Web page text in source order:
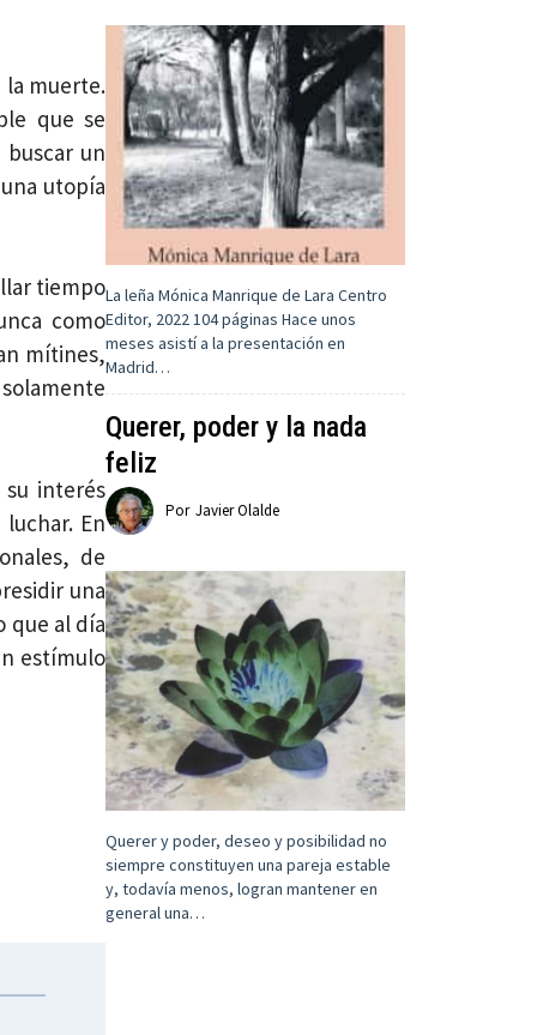
la muerte.
que se
un
utopía
tiempo
como
mítines,
interés
En
de
una
que al día
estímulo
La leña Mónica Manrique de Lara Centro
Editor, 2022 104 páginas Hace unos
meses asistí a la presentación en
Madrid…
Querer, poder y la nada
feliz
Por Javier Olalde
Querer y poder, deseo y posibilidad no
siempre constituyen una pareja estable
y, todavía menos, logran mantener en
general una…